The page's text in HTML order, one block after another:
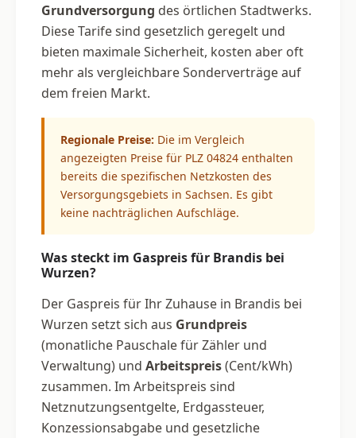
Grundversorgung des örtlichen Stadtwerks.
Diese Tarife sind gesetzlich geregelt und
bieten maximale Sicherheit, kosten aber oft
mehr als vergleichbare Sonderverträge auf
dem freien Markt.
Regionale Preise: Die im Vergleich
angezeigten Preise für PLZ 04824 enthalten
bereits die spezifischen Netzkosten des
Versorgungsgebiets in Sachsen. Es gibt
keine nachträglichen Aufschläge.
Was steckt im Gaspreis für Brandis bei
Wurzen?
Der Gaspreis für Ihr Zuhause in Brandis bei
Wurzen setzt sich aus Grundpreis
(monatliche Pauschale für Zähler und
Verwaltung) und Arbeitspreis(Cent/kWh)
zusammen. Im Arbeitspreis sind
Netznutzungsentgelte, Erdgassteuer,
Konzessionsabgabe und gesetzliche